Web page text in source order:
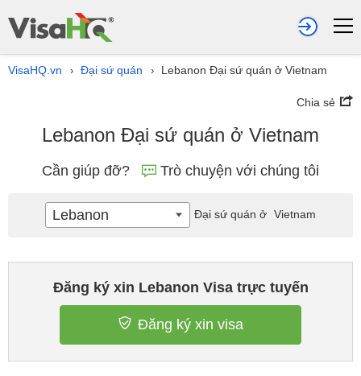
VisaHQ.vn › Đại sứ quán › Lebanon Đại sứ quán ở Vietnam
Chia sẻ
Lebanon Đại sứ quán ở Vietnam
Cần giúp đỡ? Trò chuyện với chúng tôi
Đăng ký xin Lebanon Visa trực tuyến
Đăng ký xin visa
Lebanon Đại sứ quán ở Vietnam